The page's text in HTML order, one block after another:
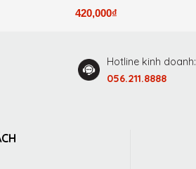
420,000₫
Hotline kinh doanh:
056.211.8888